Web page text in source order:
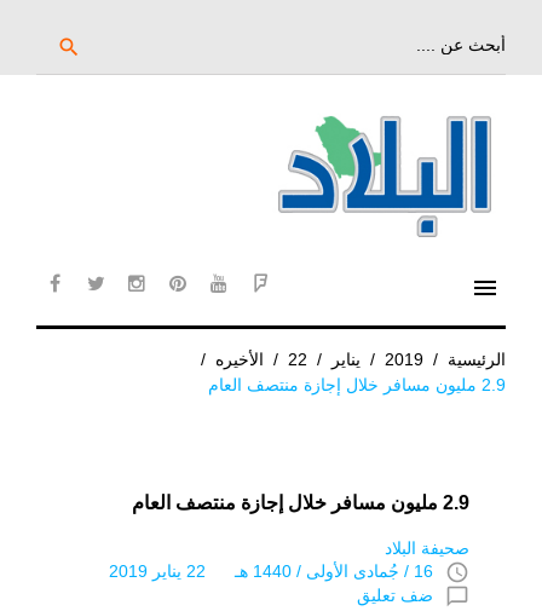
search
menu
الرئيسية /
2019
/ يناير /
22
/ الأخيره /
2.9 مليون مسافر خلال إجازة منتصف العام
2.9 مليون مسافر خلال إجازة منتصف العام
صحيفة البلاد
access_time 16 / جُمادى اﻷولى / 1440 هـ 22 يناير 2019
chat_bubble_outline ضف تعليق